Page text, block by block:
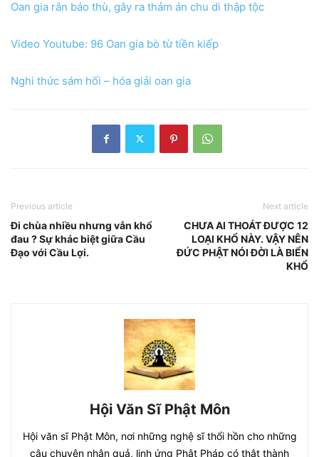
Oan gia rắn báo thù, gây ra thảm án chu di thập tộc
Video Youtube: 96 Oan gia bò từ tiền kiếp
Nghi thức sám hối – hóa giải oan gia
Previous article
Đi chùa nhiều nhưng vẫn khổ
đau ? Sự khác biệt giữa Cầu
Đạo với Cầu Lợi.
Next article
CHƯA AI THOÁT ĐƯỢC 12
LOẠI KHỔ NÀY. VẬY NÊN
ĐỨC PHẬT NÓI ĐỜI LÀ BIỂN
KHỔ
Hội Văn Sĩ Phật Môn
Hội văn sĩ Phật Môn, nơi những nghệ sĩ thổi hồn cho những
câu chuyện nhân quả, linh ứng Phật Pháp có thật thành